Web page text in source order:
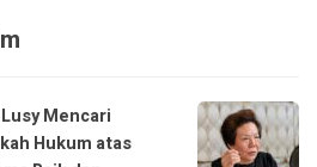
Mencari
Hukum atas